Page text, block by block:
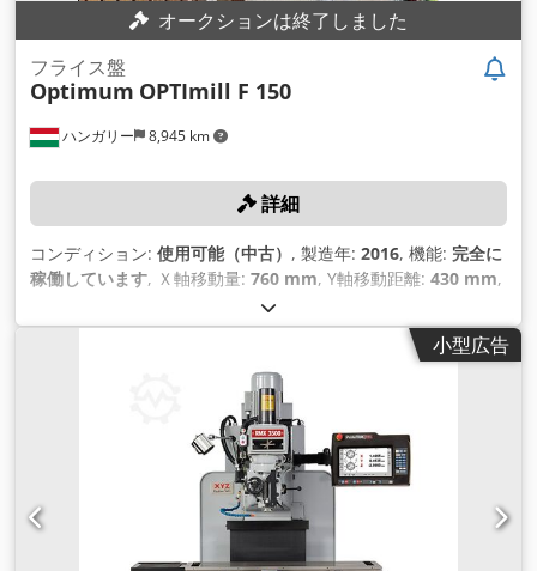
オークションは終了しました
ハンガリー 8,945 km
フライス盤
Optimum OPTImill F 150
詳細
コンディション: 使用可能（中古） , 製造年: 2016, 機能: 完全に
稼働しています, Ｘ軸移動量: 760 mm, Y軸移動距離: 430 mm,
, 主軸回転速度（最大）:
コントローラモデル:Siemens Sinumerik 828D CNC,
小型広告